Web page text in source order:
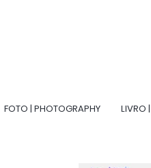
FOTO | PHOTOGRAPHY LIVRO